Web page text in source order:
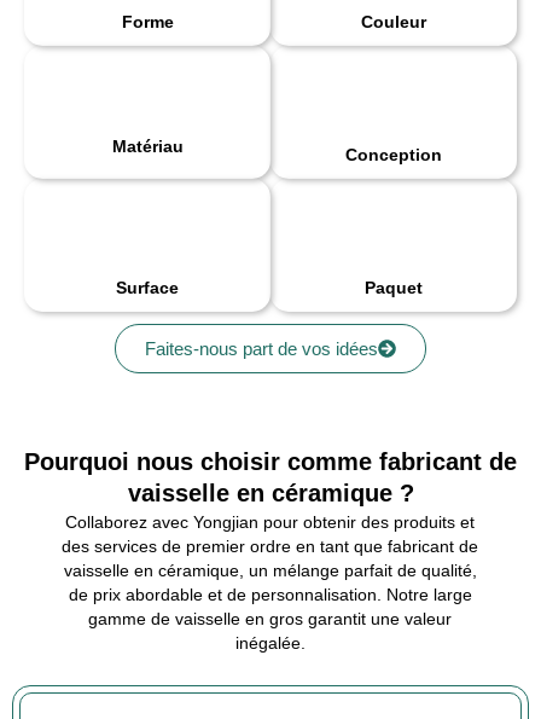
Forme Couleur
Matériau Conception
Surface Paquet
Faites-nous part de vos idées
Pourquoi nous choisir comme fabricant de
vaisselle en céramique ?
Collaborez avec Yongjian pour obtenir des produits et
des services de premier ordre en tant que fabricant de
vaisselle en céramique, un mélange parfait de qualité,
de prix abordable et de personnalisation. Notre large
gamme de vaisselle en gros garantit une valeur
inégalée.